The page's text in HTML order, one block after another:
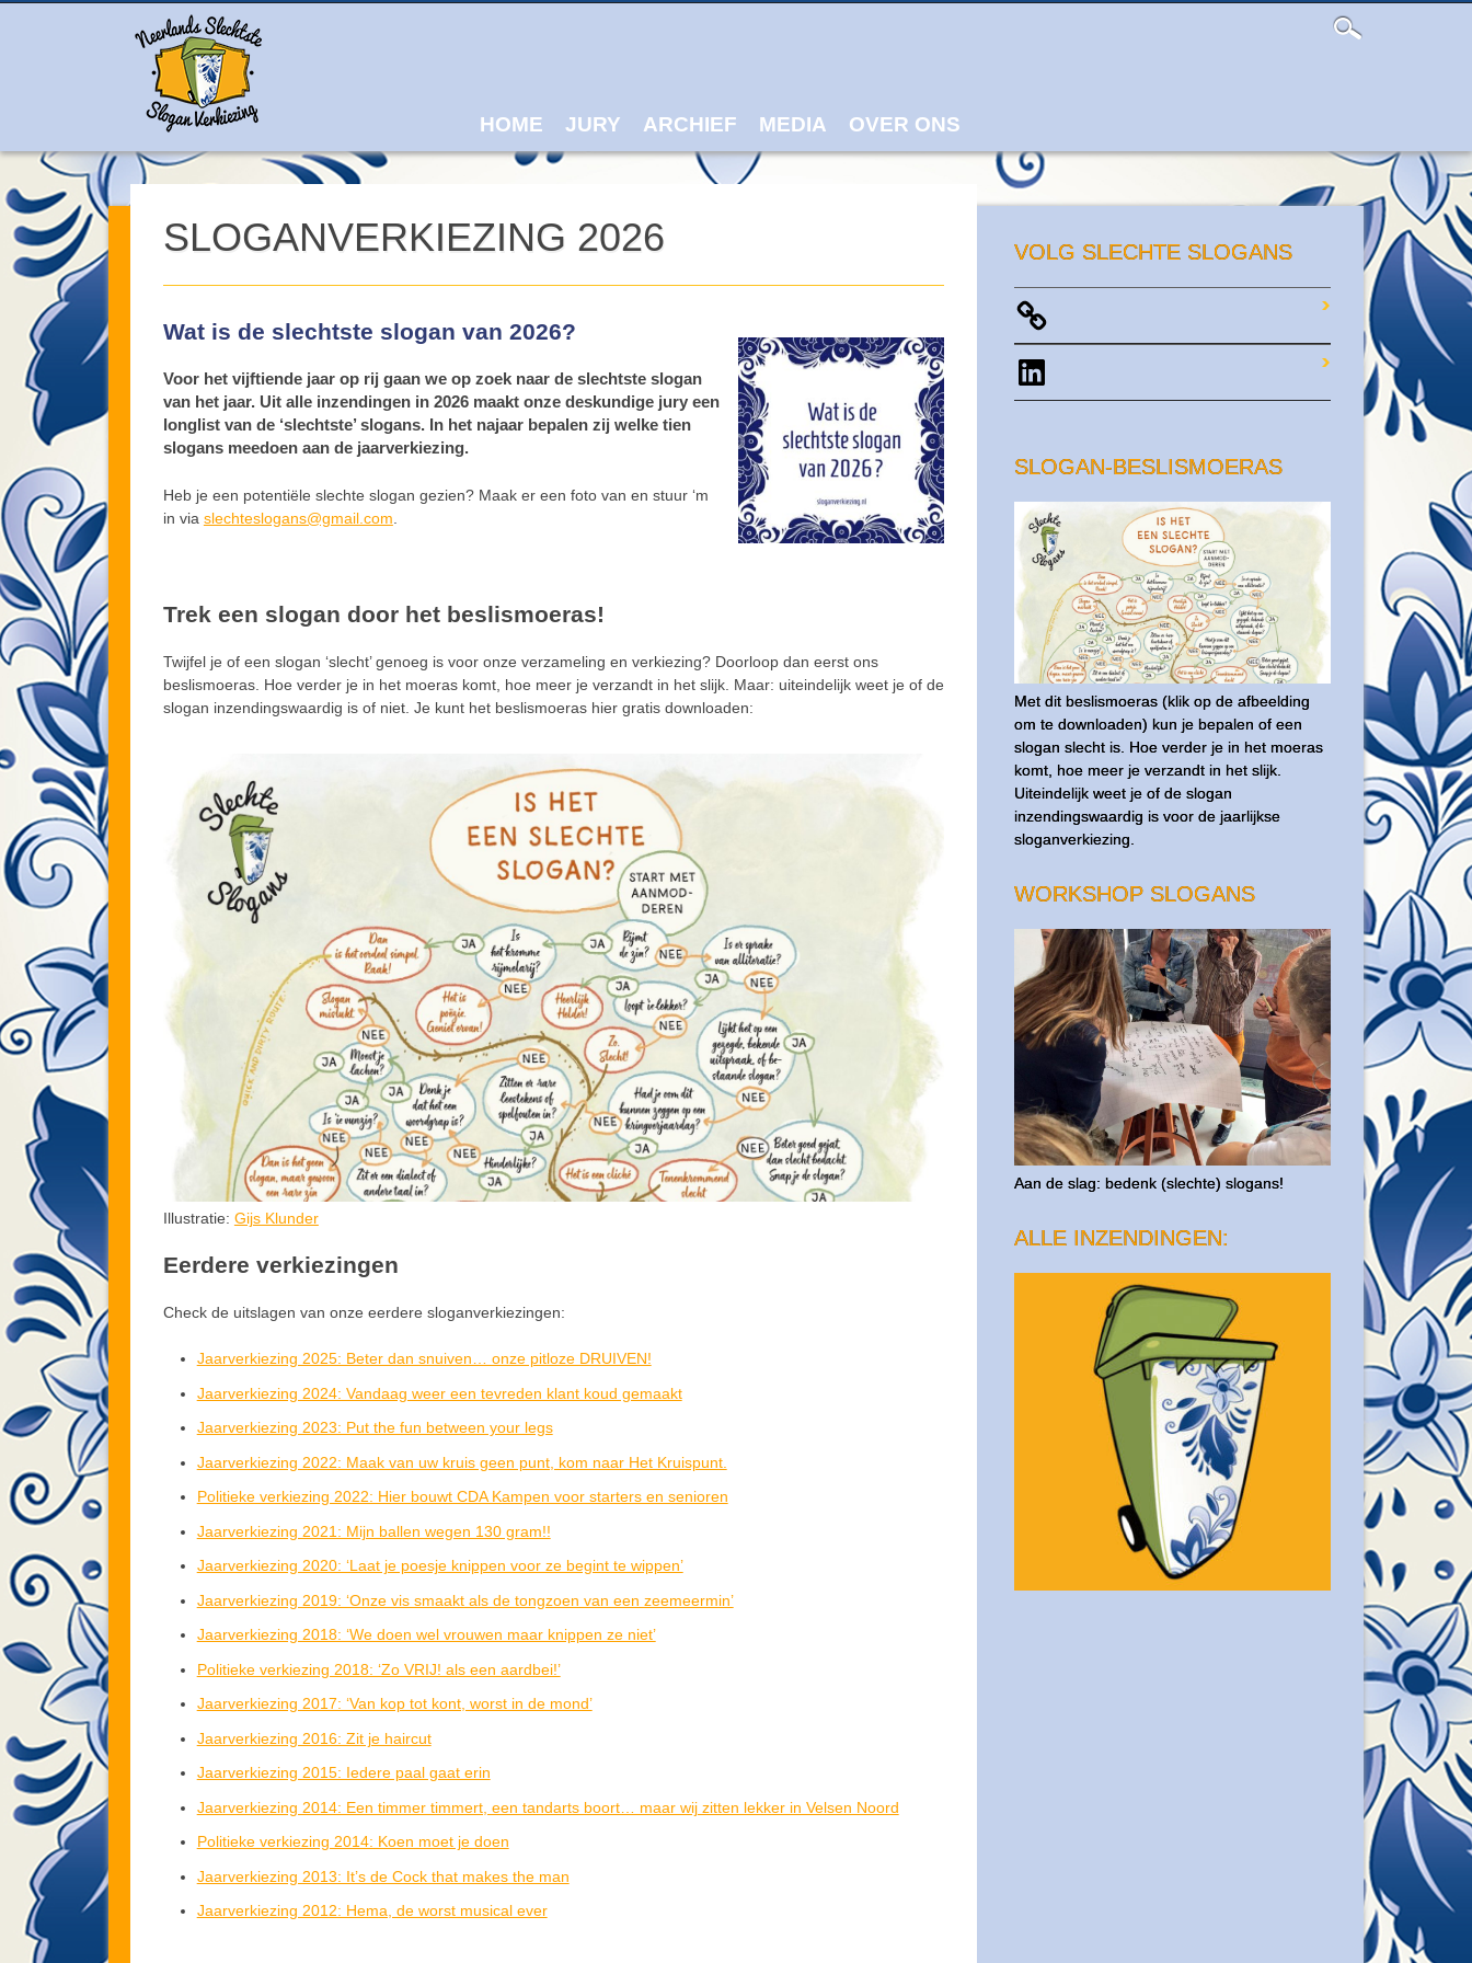
HOME JURY ARCHIEF MEDIA OVER ONS
SLOGANVERKIEZING 2026
Wat is de slechtste slogan van 2026?
Voor het vijftiende jaar op rij gaan we op zoek naar de slechtste slogan
van het jaar. Uit alle inzendingen in 2026 maakt onze deskundige jury een
longlist van de ‘slechtste’ slogans. In het najaar bepalen zij welke tien
slogans meedoen aan de jaarverkiezing.
Heb je een potentiële slechte slogan gezien? Maak er een foto van en stuur ‘m
in via slechteslogans@gmail.com
Trek een slogan door het beslismoeras!
Twijfel je of een slogan ‘slecht’ genoeg is voor onze verzameling en verkiezing? Doorloop dan eerst ons
beslismoeras. Hoe verder je in het moeras komt, hoe meer je verzandt in het slijk. Maar: uiteindelijk weet je of de
slogan inzendingswaardig is of niet. Je kunt het beslismoeras hier gratis downloaden:
Illustratie: Gijs Klunder
Eerdere verkiezingen
Check de uitslagen van onze eerdere sloganverkiezingen:
Jaarverkiezing 2025: Beter dan snuiven… onze pitloze DRUIVEN!
Jaarverkiezing 2024: Vandaag weer een tevreden klant koud gemaakt
Jaarverkiezing 2023: Put the fun between your legs
Jaarverkiezing 2022: Maak van uw kruis geen punt, kom naar Het Kruispunt.
Politieke verkiezing 2022: Hier bouwt CDA Kampen voor starters en senioren
Jaarverkiezing 2021: Mijn ballen wegen 130 gram!!
Jaarverkiezing 2020: ‘Laat je poesje knippen voor ze begint te wippen’
Jaarverkiezing 2019: ‘Onze vis smaakt als de tongzoen van een zeemeermin’
Jaarverkiezing 2018: ‘We doen wel vrouwen maar knippen ze niet’
Politieke verkiezing 2018: ‘Zo VRIJ! als een aardbei!’
Jaarverkiezing 2017: ‘Van kop tot kont, worst in de mond’
Jaarverkiezing 2016: Zit je haircut
Jaarverkiezing 2015: Iedere paal gaat erin
Jaarverkiezing 2014: Een timmer timmert, een tandarts boort… maar wij zitten lekker in Velsen Noord
Politieke verkiezing 2014: Koen moet je doen
Jaarverkiezing 2013: It’s de Cock that makes the man
Jaarverkiezing 2012: Hema, de worst musical ever
VOLG SLECHTE SLOGANS
LinkedIn
SLOGAN-BESLISMOERAS
Met dit beslismoeras (klik op de afbeelding
om te downloaden) kun je bepalen of een
slogan slecht is. Hoe verder je in het moeras
komt, hoe meer je verzandt in het slijk.
Uiteindelijk weet je of de slogan
inzendingswaardig is voor de jaarlijkse
sloganverkiezing.
WORKSHOP SLOGANS
Aan de slag: bedenk (slechte) slogans!
ALLE INZENDINGEN: